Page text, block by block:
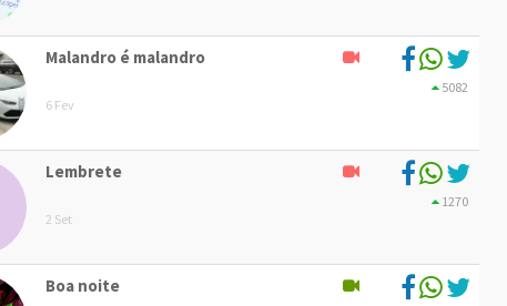
Malandro é malandro
6 Fev
5082
Lembrete
2 Set
1270
Boa noite